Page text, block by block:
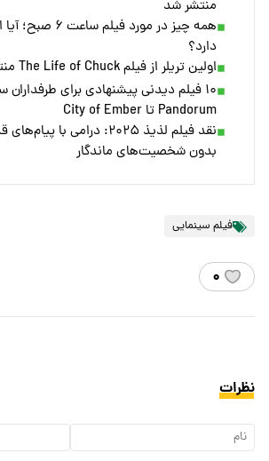
منتشر شد
همه چیز در مورد
دارد؟
اولین تریلر از فیلم The Life of Chuck منتشر شد + ویدئو
۱۰ فیلم دیدنی پیشنهادی برای طرفداران
Pandorum تا City of Ember
نقد فیلم لذیذ ۲۰۲۵: درامی با
بدون شخصیت‌های ماندگار
فیلم سینمایی
۰
نظرات